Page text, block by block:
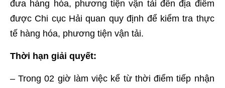
đưa hàng hóa, phương tiện vận tải đến địa điểm
được Chi cục Hải quan quy định để kiểm tra thực
tế hàng hóa, phương tiện vận tải.
Thời hạn giải quyết:
– Trong 02 giờ làm việc kể từ thời điểm tiếp nhận